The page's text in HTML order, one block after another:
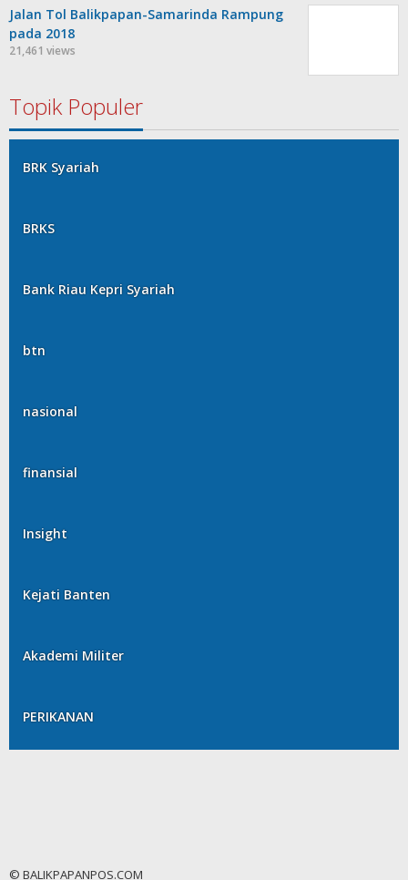
Jalan Tol Balikpapan-Samarinda Rampung
pada 2018
21,461 views
Topik Populer
BRK Syariah
BRKS
Bank Riau Kepri Syariah
btn
nasional
finansial
Insight
Kejati Banten
Akademi Militer
PERIKANAN
© BALIKPAPANPOS.COM